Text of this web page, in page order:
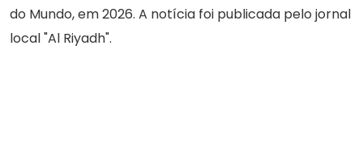
do Mundo, em 2026. A notícia foi publicada pelo jornal
local "Al Riyadh".